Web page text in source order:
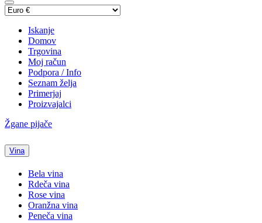
Iskanje
Domov
Trgovina
Moj račun
Podpora / Info
Seznam želja
Primerjaj
Proizvajalci
Žgane pijače
Vina
Bela vina
Rdeča vina
Rose vina
Oranžna vina
Peneča vina